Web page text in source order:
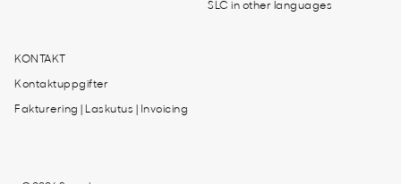
SLC in other languages
KONTAKT
Kontaktuppgifter
Fakturering | Laskutus | Invoicing